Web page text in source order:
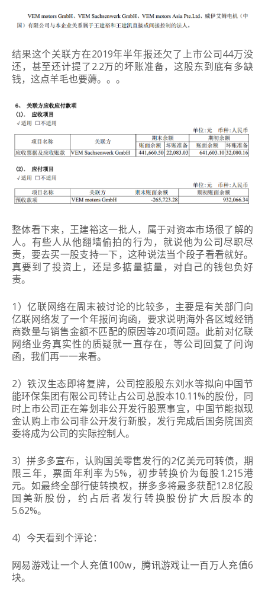
结果这个关联方在2019年半年报还欠了上市公司44万没
还，甚至还计提了2.2万的坏账准备，这股东到底有多缺
钱，这点羊毛也要薅。。。
整体看下来，王建裕这一批人，属于对资本市场很了解的
人。有些人从他翻墙偷拍的行为，就说他为公司尽职尽
责，要去买一股支持一下，这种说法当个段子看看就好。
真要到了投资上，还是多掂量掂量，对自己的钱包负好
责。
1）亿联网络在周末被讨论的比较多，主要是有关部门向
亿联网络发了一个年报问询函，要求说明海外各区域经销
商数量与销售金额不匹配的原因等20项问题。此前对亿联
网络业务真实性的质疑就一直存在，等公司回复了问询
函，我们再一一来看。
2）铁汉生态即将复牌，公司控股股东刘水等拟向中国节
能环保集团有限公司转让占公司总股本10.11%的股份，同
时上市公司正在筹划非公开发行股票事宜，中国节能拟现
金认购上市公司非公开发行新股，发行完成后国务院国资
委将成为公司的实际控制人。
3）拼多多宣布，认购国美零售发行的2亿美元可转债，期
限三年，票面年利率为5%，初步转换价为每股1.215港
元。 如最终全部行使转换权，拼多多将最多获配12.8亿股
国美新股份，约占后者发行转换股份扩大后股本的
5.62%。
4）今天看到个评论：
网易游戏让一个人充值100w，腾讯游戏让一百万人充值6
块。